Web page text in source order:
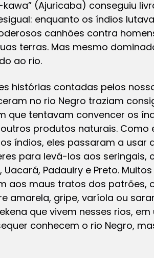
(Ajuricaba) conseguiu
enquanto os índios
canhões contra
terras. Mas mesmo
ao rio.
histórias contadas pelos
no rio Negro traziam
tentavam convencer os
produtos naturais. Como
índios, eles passaram a usar
para levá-los aos seringais,
Padauiry e Preto.
aos maus tratos dos patrões,
gripe, varíola ou
que vivem nesses rios,
conhecem o rio Negro,